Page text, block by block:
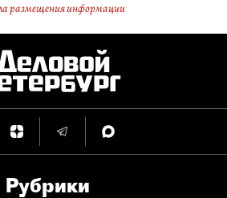
размещения информации
Рубрики